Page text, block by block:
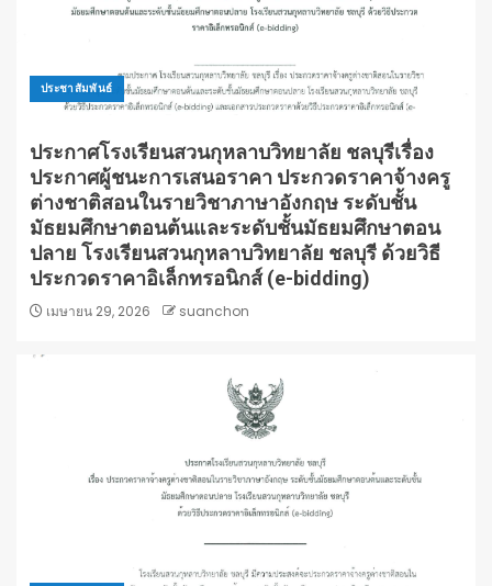
ประชาสัมพันธ์
ประกาศโรงเรียนสวนกุหลาบวิทยาลัย ชลบุรีเรื่อง
ประกาศผู้ชนะการเสนอราคา ประกวดราคาจ้างครู
ต่างชาติสอนในรายวิชาภาษาอังกฤษ ระดับชั้น
มัธยมศึกษาตอนต้นและระดับชั้นมัธยมศึกษาตอน
ปลาย โรงเรียนสวนกุหลาบวิทยาลัย ชลบุรี ด้วยวิธี
ประกวดราคาอิเล็กทรอนิกส์ (e-bidding)
เมษายน 29, 2026 suanchon